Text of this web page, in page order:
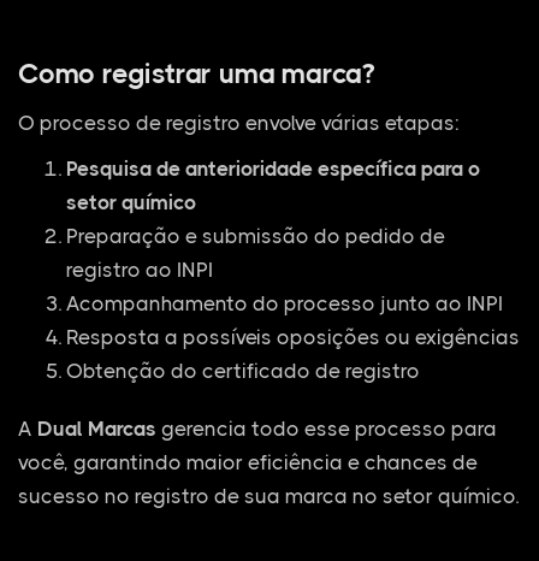
Como registrar uma marca?
O processo de registro envolve várias etapas:
Pesquisa de anterioridade específica para o
setor químico
Preparação e submissão do pedido de
registro ao INPI
Acompanhamento do processo junto ao INPI
Resposta a possíveis oposições ou exigências
Obtenção do certificado de registro
A Dual Marcas gerencia todo esse processo para
você, garantindo maior eficiência e chances de
sucesso no registro de sua marca no setor químico.